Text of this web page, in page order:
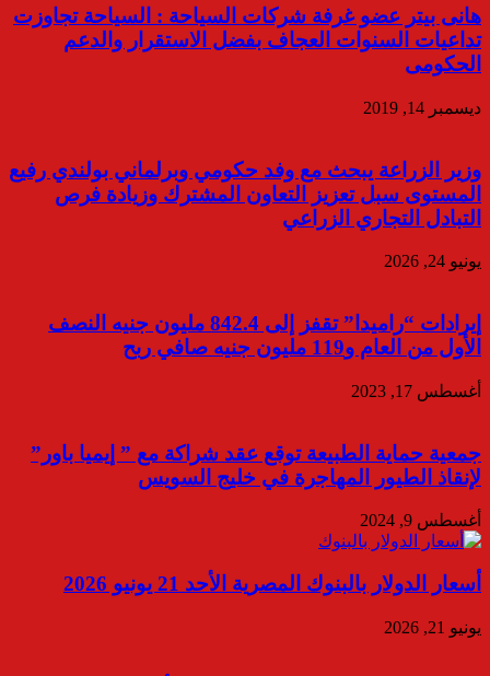
هانى بيتر عضو غرفة شركات السياحة : السياحة تجاوزت
تداعيات السنوات العجاف بفضل الاستقرار والدعم
الحكومى
ديسمبر 14, 2019
وزير الزراعة يبحث مع وفد حكومي وبرلماني بولندي رفيع
المستوى سبل تعزيز التعاون المشترك وزيادة فرص
التبادل التجاري الزراعي
يونيو 24, 2026
إيرادات “راميدا” تقفز إلى 842.4 مليون جنيه النصف
الأول من العام و119 مليون جنيه صافي ربح
أغسطس 17, 2023
جمعية حماية الطبيعة توقع عقد شراكة مع ” إيميا باور”
لإنقاذ الطيور المهاجرة في خليج السويس
أغسطس 9, 2024
أسعار الدولار بالبنوك المصرية الأحد 21 يونيو 2026
يونيو 21, 2026